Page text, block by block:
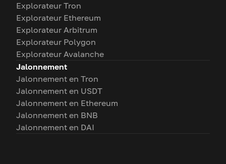
Explorateur Tron
Explorateur Ethereum
Explorateur Arbitrum
Explorateur Polygon
Explorateur Avalanche
Jalonnement
Jalonnement en Tron
Jalonnement en USDT
Jalonnement en Ethereum
Jalonnement en BNB
Jalonnement en DAI